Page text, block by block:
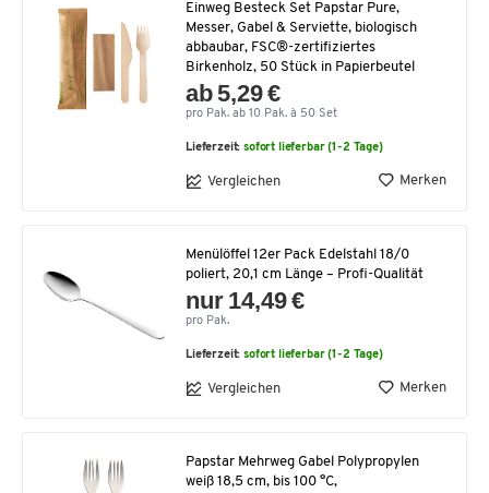
Einweg Besteck Set Papstar Pure,
Messer, Gabel & Serviette, biologisch
abbaubar, FSC®-zertifiziertes
Birkenholz, 50 Stück in Papierbeutel
ab 5,29 €
pro Pak. ab 10 Pak. à 50 Set
Lieferzeit:sofort lieferbar (1-2 Tage)
Vergleichen Merken
Menülöffel 12er Pack Edelstahl 18/0
poliert, 20,1 cm Länge – Profi-Qualität
nur 14,49 €
pro Pak.
Lieferzeit:sofort lieferbar (1-2 Tage)
Vergleichen Merken
Papstar Mehrweg Gabel Polypropylen
weiß 18,5 cm, bis 100 °C,